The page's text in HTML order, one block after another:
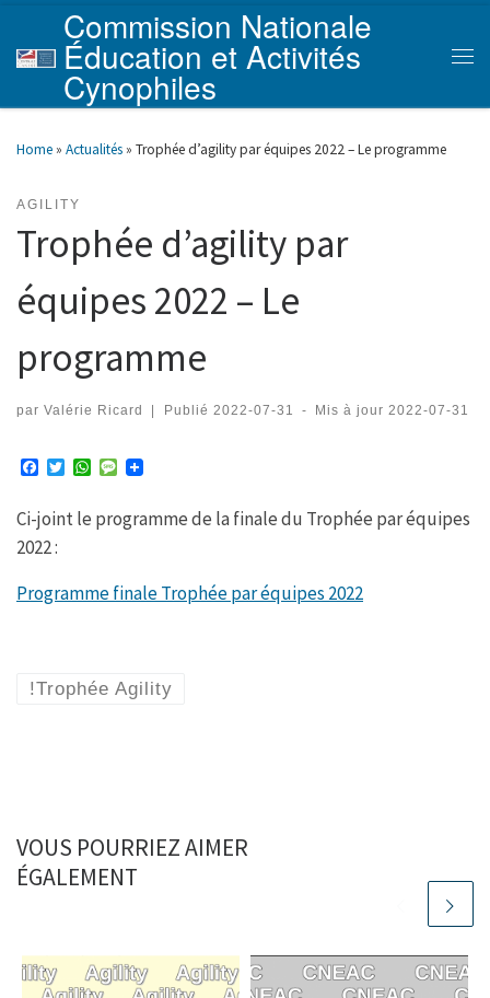
Skip to content
Commission Nationale
Éducation et Activités
Cynophiles
Home » Actualités » Trophée d’agility par équipes 2022 – Le programme
AGILITY
Trophée d’agility par
équipes 2022 – Le
programme
par Valérie Ricard Publié 2022-07-31 - Mis à jour 2022-07-31
e
b
o
k
T
t
W
t
p
M
s
Ci-joint le programme de la finale du Trophée par équipes
2022 :
Programme finale Trophée par équipes 2022
!Trophée Agility
VOUS POURRIEZ AIMER
ÉGALEMENT